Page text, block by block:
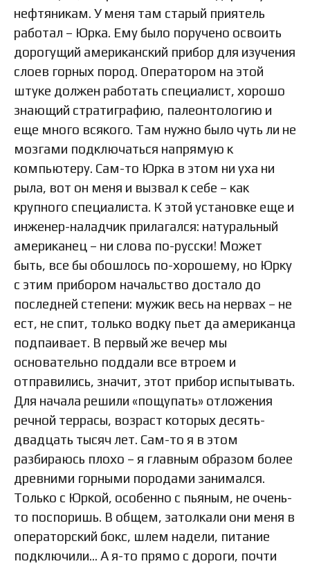
нефтяникам. У меня там старый приятель
работал – Юрка. Ему было поручено освоить
дорогущий американский прибор для изучения
слоев горных пород. Оператором на этой
штуке должен работать специалист, хорошо
знающий стратиграфию, палеонтологию и
еще много всякого. Там нужно было чуть ли не
мозгами подключаться напрямую к
компьютеру. Сам-то Юрка в этом ни уха ни
рыла, вот он меня и вызвал к себе – как
крупного специалиста. К этой установке еще и
инженер-наладчик прилагался: натуральный
американец – ни слова по-русски! Может
быть, все бы обошлось по-хорошему, но Юрку
с этим прибором начальство достало до
последней степени: мужик весь на нервах – не
ест, не спит, только водку пьет да американца
подпаивает. В первый же вечер мы
основательно поддали все втроем и
отправились, значит, этот прибор испытывать.
Для начала решили «пощупать» отложения
речной террасы, возраст которых десять-
двадцать тысяч лет. Сам-то я в этом
разбираюсь плохо – я главным образом более
древними горными породами занимался.
Только с Юркой, особенно с пьяным, не очень-
то поспоришь. В общем, затолкали они меня в
операторский бокс, шлем надели, питание
подключили… А я-то прямо с дороги, почти